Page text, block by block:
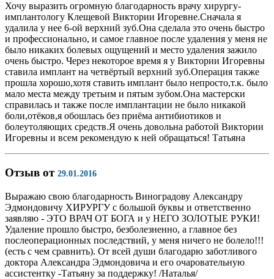
Хочу выразить огромную благодарность врачу хирургу-
имплантологу Клещевой Виктории Игоревне.Сначала я
удалила у нее 6-ой верхний зуб.Она сделала это очень быстро
и профессионально, и самое главное после удаления у меня не
было никаких болевых ощущений и место удаления зажило
очень быстро. Через некоторое время я у Виктории Игоревны
ставила имплант на четвёртый верхний зуб.Операция также
прошла хорошо,хотя ставить имплант было непросто,т.к. было
мало места между третьим и пятым зубом.Она мастерски
справилась и также после имплантации не было никакой
боли,отёков,я обошлась без приёма антибиотиков и
болеутоляющих средств.Я очень довольна работой Виктории
Игоревны и всем рекомендую к ней обращаться! Татьяна
Отзыв от 29.01.2016
Выражаю свою благодарность Виноградову Александру
Эдмондовичу ХИРУРГУ с большой буквы и ответственно
заявляю - ЭТО ВРАЧ ОТ БОГА и у НЕГО ЗОЛОТЫЕ РУКИ!
Удаление прошло быстро, безболезненно, а главное без
послеоперационных последствий, у меня ничего не болело!!!
(есть с чем сравнить). От всей души благодарю заботливого
доктора Александра Эдмондовича и его очаровательную
ассистентку -Татьяну за поддержку! /Наталья/